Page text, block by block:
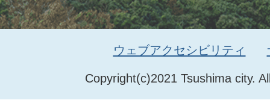
Copyright(c)2021 Tsushima city.
ウェブアクセシビリティ